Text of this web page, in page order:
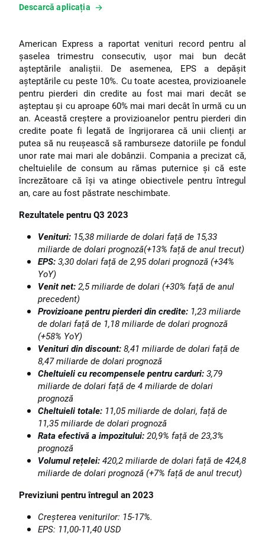
Descarcă aplicația
American Express a raportat venituri record pentru al
șaselea trimestru consecutiv, ușor mai bun decât
așteptările analiștii. De asemenea, EPS a depășit
așteptările cu peste 10%. Cu toate acestea, provizioanele
pentru pierderi din credite au fost mai mari decât se
așteptau și cu aproape 60% mai mari decât în urmă cu un
an. Această creștere a provizioanelor pentru pierderi din
credite poate fi legată de îngrijorarea că unii clienți ar
putea să nu reușească să ramburseze datoriile pe fondul
unor rate mai mari ale dobânzii. Compania a precizat că,
cheltuielile de consum au rămas puternice și că este
încrezătoare că își va atinge obiectivele pentru întregul
an, care au fost păstrate neschimbate.
Rezultatele pentru Q3 2023
Venituri: 15,38 miliarde de dolari față de 15,33
miliarde de dolari prognoză(+13% față de anul trecut)
EPS: 3,30 dolari față de 2,95 dolari prognoză (+34%
YoY)
Venit net: 2,5 miliarde de dolari (+30% față de anul
precedent)
Provizioane pentru pierderi din credite: 1,23 miliarde
de dolari față de 1,18 miliarde de dolari prognoză
(+58% YoY)
Venituri din discount: 8,41 miliarde de dolari față de
8,47 miliarde de dolari prognoză
Cheltuieli cu recompensele pentru carduri: 3,79
miliarde de dolari față de 4 miliarde de dolari
prognoză
Cheltuieli totale: 11,05 miliarde de dolari, față de
11,35 miliarde de dolari prognoză
Rata efectivă a impozitului: 20,9% față de 23,3%
prognoză
Volumul rețelei: 420,2 miliarde de dolari față de 424,8
miliarde de dolari prognoză (+7% față de anul trecut)
Previziuni pentru întregul an 2023
Creșterea veniturilor: 15-17%.
EPS: 11,00-11,40 USD